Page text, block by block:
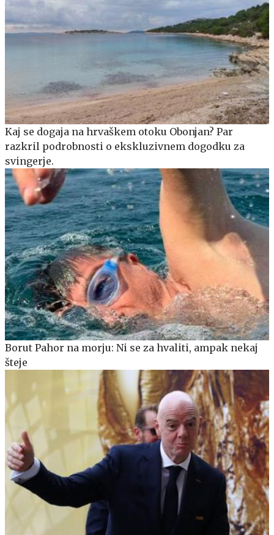
Kaj se dogaja na hrvaškem otoku Obonjan? Par
razkril podrobnosti o ekskluzivnem dogodku za
svingerje.
Borut Pahor na morju: Ni se za hvaliti, ampak nekaj
šteje